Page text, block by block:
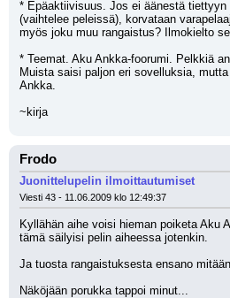
* Epäaktiivisuus. Jos ei äänestä tiettyyn
(vaihtelee peleissä), korvataan
myös joku muu rangaistus? Ilmokielto
* Teemat. Aku Ankka-foorumi. Pelkkiä
Muista saisi paljon eri sovelluksia,
Ankka.
~kirja
Frodo
Juonittelupelin ilmoittautumiset
Viesti 43 - 11.06.2009 klo 12:49:37
Kyllähän aihe voisi hieman poiketa Aku
tämä säilyisi pelin aiheessa jotenkin.
Ja tuosta rangaistuksesta ensano
Näköjään porukka tappoi minut...